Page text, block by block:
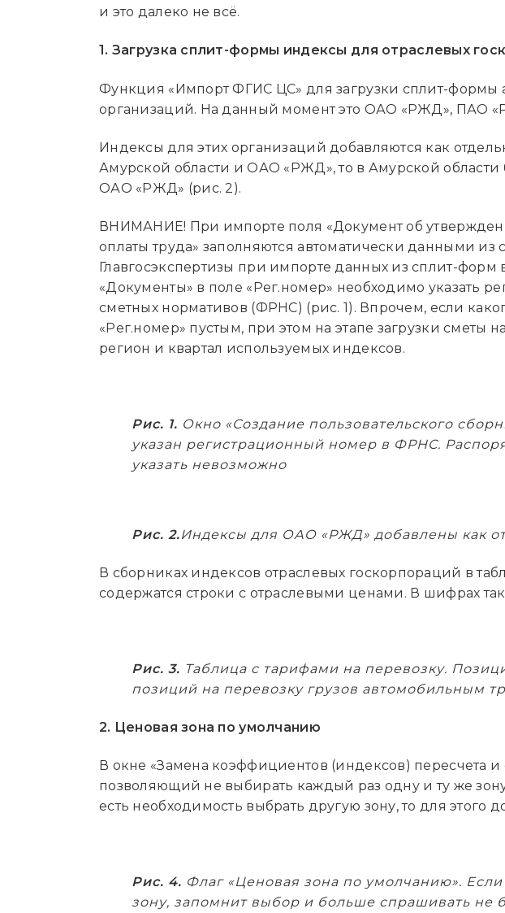
и это далеко не всё.
1. Загрузка сплит-формы индексы для отраслевых
Функция «Импорт ФГИС ЦС» для загрузки сплит-формы
организаций. На данный момент это ОАО «РЖД», ПАО
Индексы для этих организаций добавляются как
Амурской области и ОАО «РЖД», то в Амурской области
ОАО «РЖД» (рис. 2).
ВНИМАНИЕ! При импорте поля «Документ об
оплаты труда» заполняются автоматически данными
Главгосэкспертизы при импорте данных из сплит-форм
«Документы» в поле «Рег.номер» необходимо указать
сметных нормативов (ФРНС) (рис. 1). Впрочем, если
«Рег.номер» пустым, при этом на этапе загрузки
регион и квартал используемых индексов.
Рис. 1. Окно «Создание пользовательского
указан регистрационный номер в ФРНС.
указать невозможно
Рис. 2.Индексы для ОАО «РЖД» добавлены как
В сборниках индексов отраслевых госкорпораций в
содержатся строки с отраслевыми ценами. В шифрах
Рис. 3. Таблица с тарифами на перевозку.
позиций на перевозку грузов автомобильным
2. Ценовая зона по умолчанию
В окне «Замена коэффициентов (индексов) пересчета
позволяющий не выбирать каждый раз одну и ту же
есть необходимость выбрать другую зону, то для этого
Рис. 4. Флаг «Ценовая зона по умолчанию».
зону, запомнит выбор и больше спрашивать не